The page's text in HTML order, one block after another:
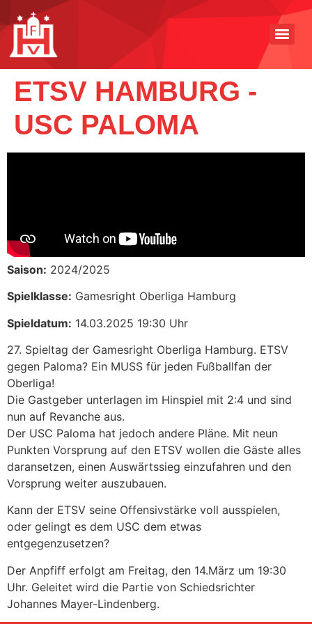
ETSV HAMBURG -
USC PALOMA
Saison: 2024/2025
Spielklasse: Gamesright Oberliga Hamburg
Spieldatum: 14.03.2025 19:30 Uhr
27. Spieltag der Gamesright Oberliga Hamburg. ETSV
gegen Paloma? Ein MUSS für jeden Fußballfan der
Oberliga!
Die Gastgeber unterlagen im Hinspiel mit 2:4 und sind
nun auf Revanche aus.
Der USC Paloma hat jedoch andere Pläne. Mit neun
Punkten Vorsprung auf den ETSV wollen die Gäste alles
daransetzen, einen Auswärtssieg einzufahren und den
Vorsprung weiter auszubauen.
Kann der ETSV seine Offensivstärke voll ausspielen,
oder gelingt es dem USC dem etwas
entgegenzusetzen?
Der Anpfiff erfolgt am Freitag, den 14.März um 19:30
Uhr. Geleitet wird die Partie von Schiedsrichter
Johannes Mayer-Lindenberg.